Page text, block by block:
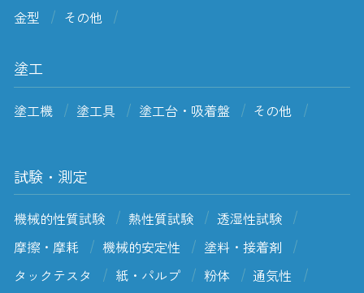
金型
その他
塗工
塗工機 塗工具 塗工台・吸着盤 その他
試験・測定
機械的性質試験 熱性質試験
透湿性試験
摩擦・摩耗
機械的安定性
塗料・接着剤
タックテスタ
紙・パルプ 粉体
通気性